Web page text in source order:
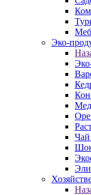
Эко-